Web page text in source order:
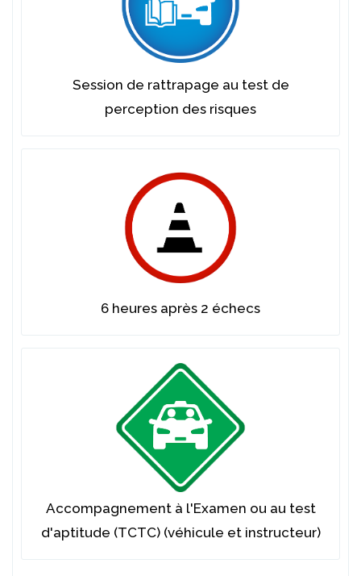
Session de rattrapage au test de
perception des risques
6 heures après 2 échecs
Accompagnement à l'Examen ou au test
d'aptitude (TCTC) (véhicule et instructeur)